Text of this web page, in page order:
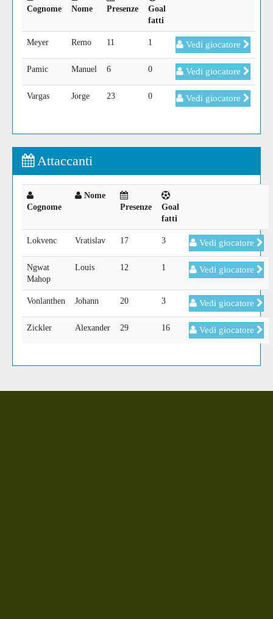
Cognome Nome Presenze
Goal
fatti
Meyer Remo 11 1 Vedi giocatore
Pamic Manuel 6 0 Vedi giocatore
Vargas Jorge 23 0 Vedi giocatore
Attaccanti
Cognome
Nome
Presenze
Goal
fatti
Lokvenc Vratislav 17 3 Vedi giocatore
Ngwat
Mahop
Louis 12 1 Vedi giocatore
Vonlanthen Johann 20 3 Vedi giocatore
Zickler Alexander 29 16 Vedi giocatore